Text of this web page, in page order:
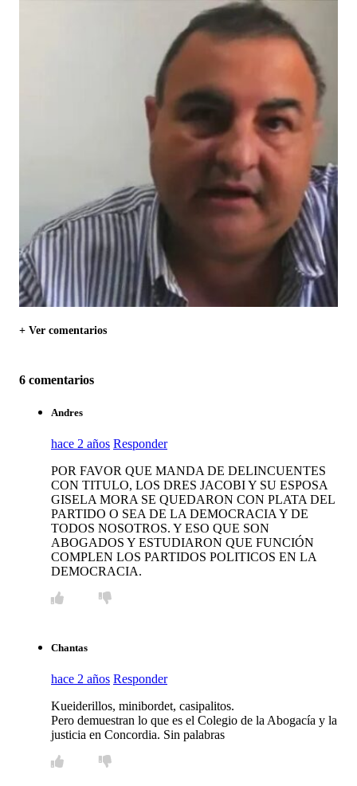
+ Ver comentarios
6 comentarios
Andres
hace 2 años Responder
POR FAVOR QUE MANDA DE DELINCUENTES
CON TITULO, LOS DRES JACOBI Y SU ESPOSA
GISELA MORA SE QUEDARON CON PLATA DEL
PARTIDO O SEA DE LA DEMOCRACIA Y DE
TODOS NOSOTROS. Y ESO QUE SON
ABOGADOS Y ESTUDIARON QUE FUNCIÓN
COMPLEN LOS PARTIDOS POLITICOS EN LA
DEMOCRACIA.
Chantas
hace 2 años Responder
Kueiderillos, minibordet, casipalitos.
Pero demuestran lo que es el Colegio de la Abogacía y la
justicia en Concordia. Sin palabras